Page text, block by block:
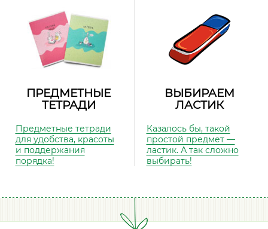
ПРЕДМЕТНЫЕ
ТЕТРАДИ
Предметные тетради
для удобства, красоты
и поддержания
порядка!
ВЫБИРАЕМ
ЛАСТИК
Казалось бы, такой
простой предмет —
ластик. А так сложно
выбирать!